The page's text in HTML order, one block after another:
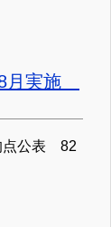
月実施
公表 82